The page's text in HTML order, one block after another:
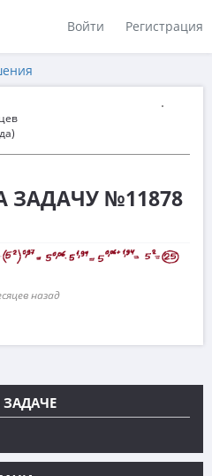
Войти Регистрация
ЗАДАЧУ №11878
назад